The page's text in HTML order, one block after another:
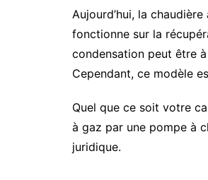
Aujourd’hui, la
fonctionne sur la
condensation peut être
Cependant, ce modèle
Quel que ce soit votre
à gaz par une pompe à
juridique.